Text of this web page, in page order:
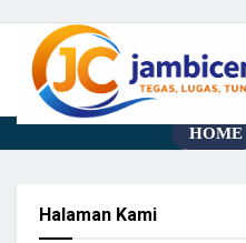
HOME
Halaman Kami